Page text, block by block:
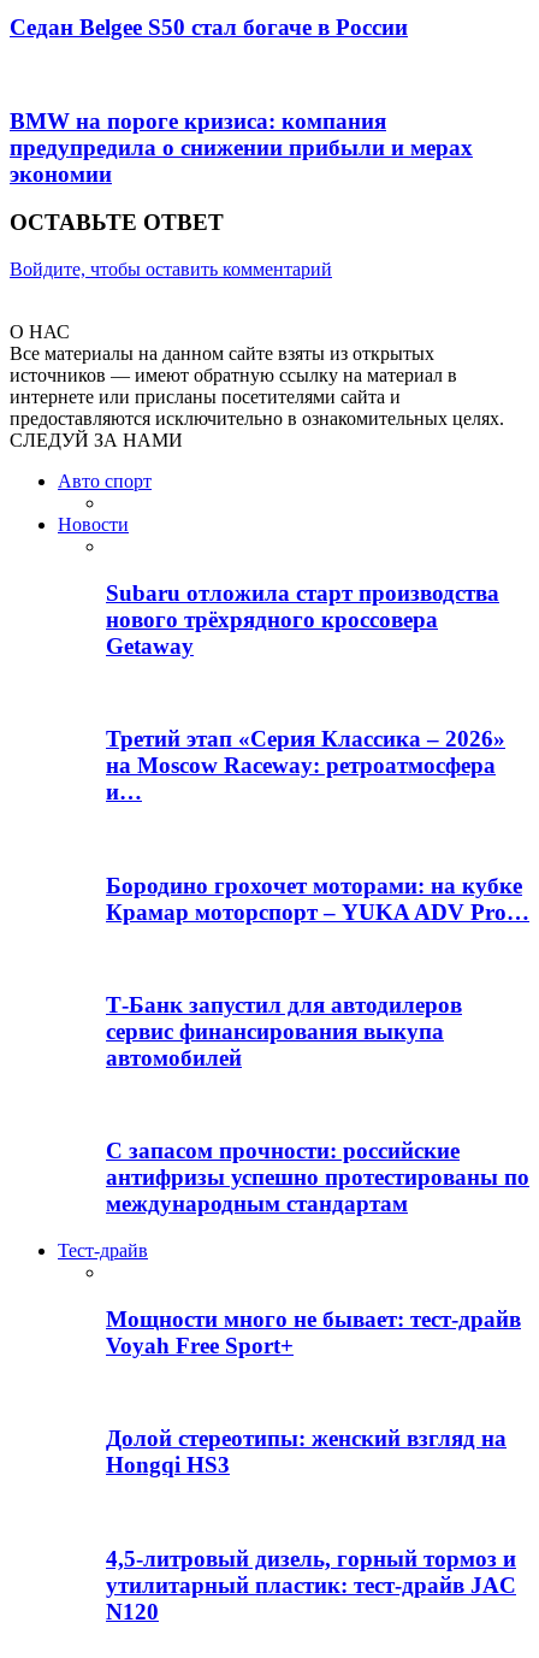
Седан Belgee S50 стал богаче в России
BMW на пороге кризиса: компания
предупредила о снижении прибыли и мерах
экономии
ОСТАВЬТЕ ОТВЕТ
Войдите, чтобы оставить комментарий
О НАС
Все материалы на данном сайте взяты из открытых
источников — имеют обратную ссылку на материал в
интернете или присланы посетителями сайта и
предоставляются исключительно в ознакомительных целях.
СЛЕДУЙ ЗА НАМИ
Авто спорт
Новости
Subaru отложила старт производства
нового трёхрядного кроссовера
Getaway
Третий этап «Серия Классика – 2026»
на Moscow Raceway: ретроатмосфера
и…
Бородино грохочет моторами: на кубке
Крамар моторспорт – YUKA ADV Pro…
Т-Банк запустил для автодилеров
сервис финансирования выкупа
автомобилей
С запасом прочности: российские
антифризы успешно протестированы по
международным стандартам
Тест-драйв
Мощности много не бывает: тест-драйв
Voyah Free Sport+
Долой стереотипы: женский взгляд на
Hongqi HS3
4,5-литровый дизель, горный тормоз и
утилитарный пластик: тест-драйв JAC
N120